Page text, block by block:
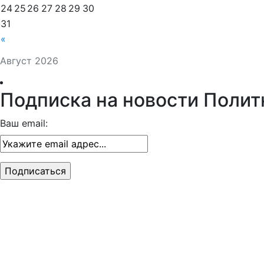
Август 2026
«
24 25 26 27 28 29 30
31
Подписка на новости
Ваш email: